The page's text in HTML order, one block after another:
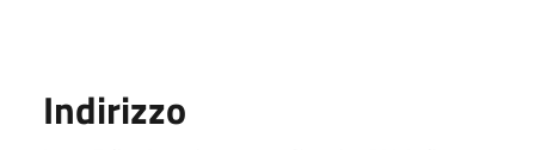
Indirizzo